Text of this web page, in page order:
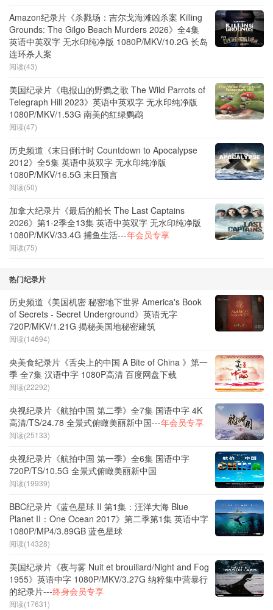
Amazon纪录片《杀戮场：吉尔戈海滩凶杀案 Killing
Grounds: The Gilgo Beach Murders 2026》全4集
英语中英双字 无水印纯净版 1080P/MKV/10.2G 长岛
连环杀人案
阅读(43)
美国纪录片《电报山的野鹦之歌 The Wild Parrots of
Telegraph Hill 2023》英语中英双字 无水印纯净版
1080P/MKV/1.53G 南美的红绿鹦鹉
阅读(47)
历史频道《末日倒计时 Countdown to Apocalypse
2012》全5集 英语中英双字 无水印纯净版
1080P/MKV/16.5G 末日预言
阅读(50)
加拿大纪录片《最后的船长 The Last Captains
2026》第1-2季全13集 英语中英双字 无水印纯净版
1080P/MKV/33.4G 捕鱼生活---年会员专享
阅读(75)
热门纪录片
历史频道《美国机密 秘密地下世界 America's Book
of Secrets - Secret Underground》英语无字
720P/MKV/1.21G 揭秘美国地秘密建筑
阅读(14694)
央美食纪录片《舌尖上的中国 A Bite of China 》第一
季 全7集 汉语中字 1080P高清 百度网盘下载
阅读(22292)
央视纪录片《航拍中国 第二季》全7集 国语中字 4K
高清/TS/24.78 全景式俯瞰美丽新中国---年会员专享
阅读(25133)
央视纪录片《航拍中国 第一季》全6集 国语中字
720P/TS/10.5G 全景式俯瞰美丽新中国
阅读(19939)
BBC纪录片《蓝色星球 II 第1集：汪洋大海 Blue
Planet II：One Ocean 2017》第二季第1集 英语中字
1080P/MP4/3.89GB 蓝色星球
阅读(14328)
美国纪录片《夜与雾 Nuit et brouillard/Night and Fog
1955》英语中字 1080P/MKV/3.27G 纳粹集中营暴行
的纪录片---终身会员专享
阅读(17631)